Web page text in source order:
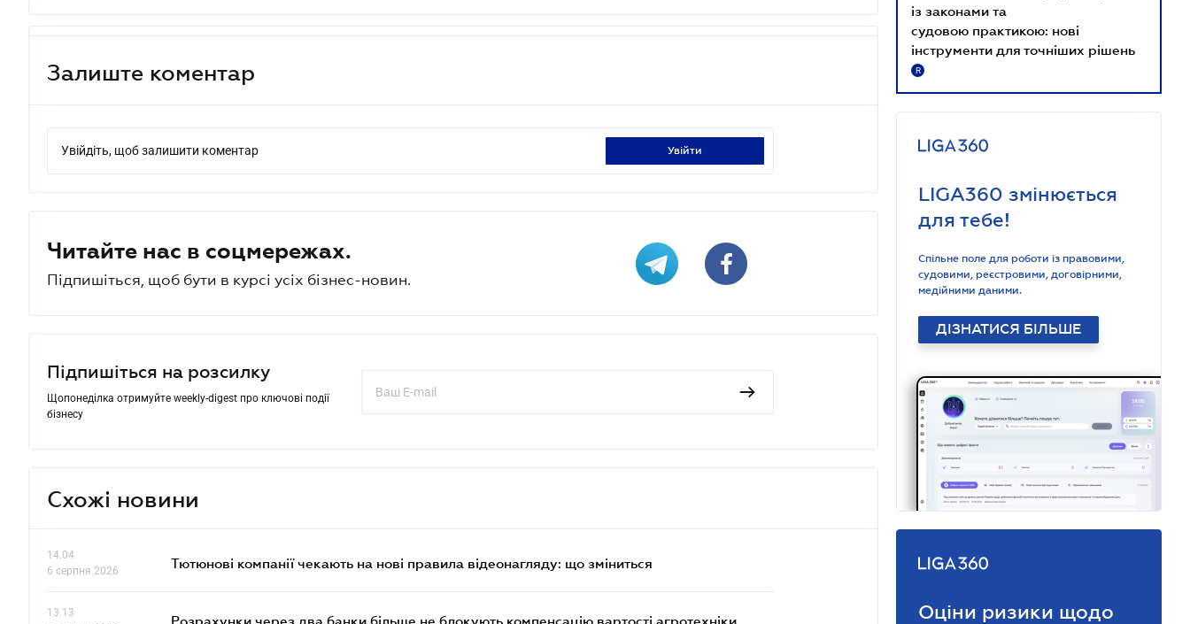
Залиште коментар
Увійдіть, щоб залишити коментар увійти
Читайте нас в соцмережах.
Підпишіться, щоб бути в курсі усіх бізнес-новин.
Підпишіться на розсилку
Щопонеділка отримуйте weekly-digest про ключові події
бізнесу
Схожі новини
14.04
6 серпня 2026
Тютюнові компанії чекають на нові правила відеонагляду: що зміниться
13.13
Розрахунки через два банки більше не блокують компенсацію вартості агротехніки
із законами та
судовою практикою: нові
інструменти для точніших рішень
R
LIGA360 змінюється
для тебе!
Спільне поле для роботи із правовими,
судовими, реєстровими, договірними,
медійними даними.
ДІЗНАТИСЯ БІЛЬШЕ
Оціни ризики щодо